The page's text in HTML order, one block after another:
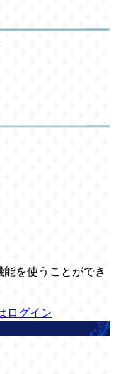
を使うことができ
ログイン